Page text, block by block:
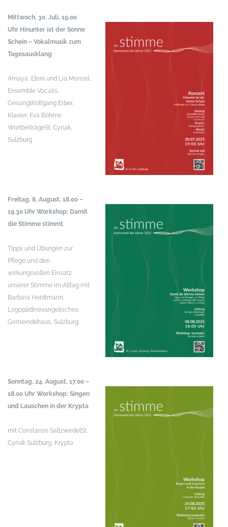
Mittwoch, 30. Juli, 19.00
Uhr Hinunter ist der Sonne
Schein – Vokalmusik zum
Tagesausklang
Amaya, Eleni und Lia Menzel,
Ensemble Vocalis,
GesangWolfgang Erber,
Klavier, Eva Böhme
WortbeiträgeSt. Cyriak,
Sulzburg
Freitag, 8. August, 18.00 –
19.30 Uhr Workshop: Damit
die Stimme stimmt.
Tipps und Übungen zur
Pflege und den
wirkungsvollen Einsatz
unserer Stimme im Alltag mit
Barbara Heidtmann,
Logopädinevangelisches
Gemeindehaus, Sulzburg
Sonntag, 24. August, 17.00 –
18.00 Uhr Workshop: Singen
und Lauschen in der Krypta
mit Constanze SaltzwedelSt.
Cyriak Sulzburg, Krypta